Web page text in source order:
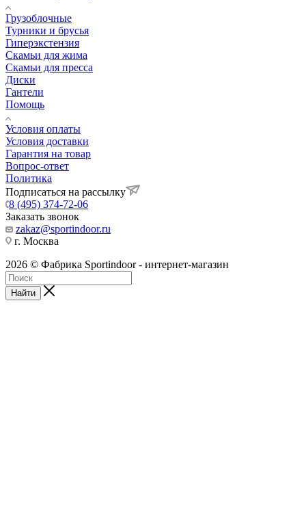
Грузоблочные
Турники и брусья
Гиперэкстензия
Скамьи для жима
Скамьи для пресса
Диски
Гантели
Помощь
Условия оплаты
Условия доставки
Гарантия на товар
Вопрос-ответ
Политика
Подписаться на рассылку
8 (495) 374-72-06
Заказать звонок
zakaz@sportindoor.ru
г. Москва
2026 © Фабрика Sportindoor - интернет-магазин
Найти